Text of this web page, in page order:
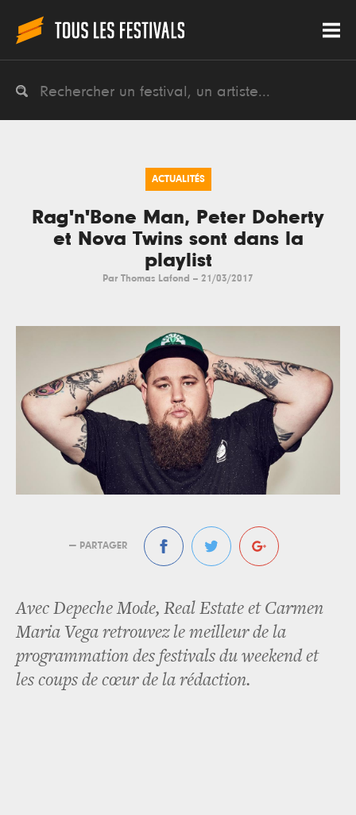
ACTUALITÉS
Rag'n'Bone Man, Peter Doherty
et Nova Twins sont dans la
playlist
Par Thomas Lafond -- 21/03/2017
— PARTAGER
Avec Depeche Mode, Real Estate et Carmen
Maria Vega retrouvez le meilleur de la
programmation des festivals du weekend et
les coups de cœur de la rédaction.